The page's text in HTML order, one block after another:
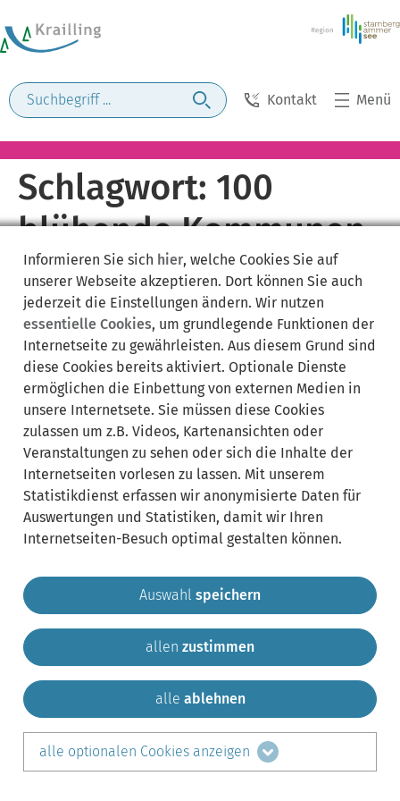
Kontakt Menü
Schlagwort: 100
blühende Kommunen
Gemeinde Krailling Impressum
Sitemap
Kontakt
teilen auf:
LinkedIn
Informieren Sie sich hier, welche Cookies Sie auf
unserer Webseite akzeptieren. Dort können Sie auch
jederzeit die Einstellungen ändern. Wir nutzen
essentielle Cookies, um grundlegende Funktionen der
Internetseite zu gewährleisten. Aus diesem Grund sind
diese Cookies bereits aktiviert. Optionale Dienste
ermöglichen die Einbettung von externen Medien in
unsere Internetsete. Sie müssen diese Cookies
zulassen um z.B. Videos, Kartenansichten oder
Veranstaltungen zu sehen oder sich die Inhalte der
Internetseiten vorlesen zu lassen. Mit unserem
Statistikdienst erfassen wir anonymisierte Daten für
Auswertungen und Statistiken, damit wir Ihren
Internetseiten-Besuch optimal gestalten können.
Auswahl speichern
allen zustimmen
alle ablehnen
alle optionalen Cookies anzeigen